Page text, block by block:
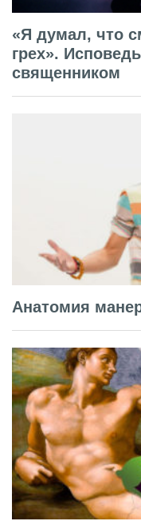
«Я думал, что
грех».
священником
Анатомия